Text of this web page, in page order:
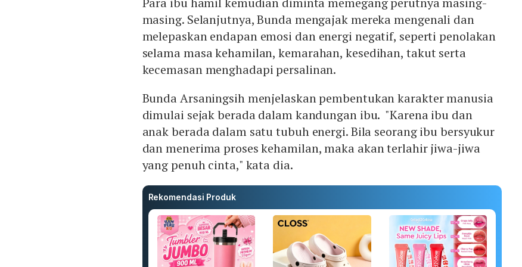
masing. Selanjutnya, Bunda mengajak mereka mengenali dan
melepaskan endapan emosi dan energi negatif, seperti penolakan
selama masa kehamilan, kemarahan, kesedihan, takut serta
kecemasan menghadapi persalinan.
Bunda Arsaningsih menjelaskan pembentukan karakter manusia
dimulai sejak berada dalam kandungan ibu. "Karena ibu dan
anak berada dalam satu tubuh energi. Bila seorang ibu bersyukur
dan menerima proses kehamilan, maka akan terlahir jiwa-jiwa
yang penuh cinta," kata dia.
Rekomendasi Produk